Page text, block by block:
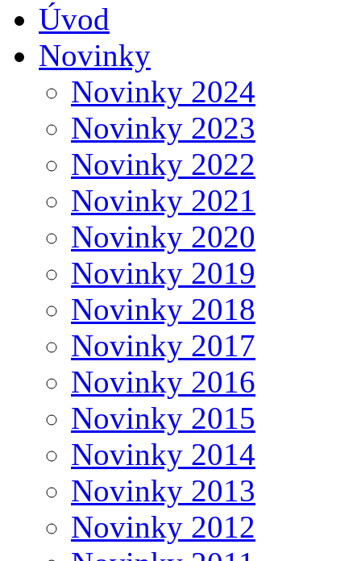
Úvod
Novinky
Novinky 2024
Novinky 2023
Novinky 2022
Novinky 2021
Novinky 2020
Novinky 2019
Novinky 2018
Novinky 2017
Novinky 2016
Novinky 2015
Novinky 2014
Novinky 2013
Novinky 2012